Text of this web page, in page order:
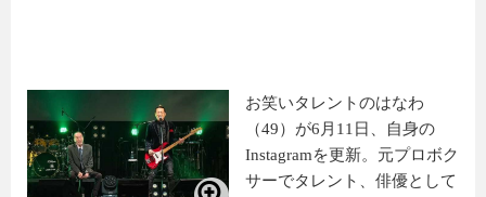
お笑いタレントのはなわ
（49）が6月11日、自身の
Instagramを更新。元プロボク
サーでタレント、俳優として